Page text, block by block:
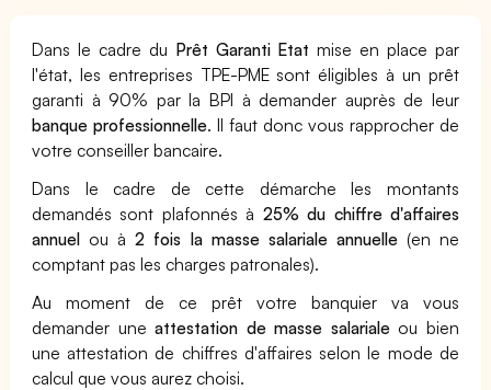
Dans le cadre du Prêt Garanti Etat mise en place par
l'état, les entreprises TPE-PME sont éligibles à un prêt
garanti à 90% par la BPI à demander auprès de leur
banque professionnelle. Il faut donc vous rapprocher de
votre conseiller bancaire.
Dans le cadre de cette démarche les montants
demandés sont plafonnés à 25% du chiffre d'affaires
annuel ou à2 fois la masse salariale annuelle(en ne
comptant pas les charges patronales).
Au moment de ce prêt votre banquier va vous
demander uneattestation de masse salarialeou bien
une attestation de chiffres d'affaires selon le mode de
calcul que vous aurez choisi.